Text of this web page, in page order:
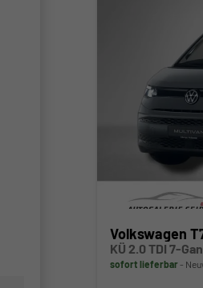
Volkswagen
KÜ 2.0 TDI 7-
sofort lieferbar